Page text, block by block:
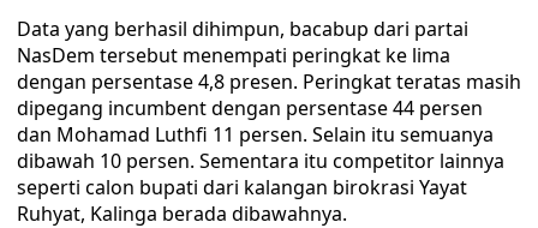
Data yang berhasil dihimpun, bacabup dari partai
NasDem tersebut menempati peringkat ke lima
dengan persentase 4,8 presen. Peringkat teratas masih
dipegang incumbent dengan persentase 44 persen
dan Mohamad Luthfi 11 persen. Selain itu semuanya
dibawah 10 persen. Sementara itu competitor lainnya
seperti calon bupati dari kalangan birokrasi Yayat
Ruhyat, Kalinga berada dibawahnya.